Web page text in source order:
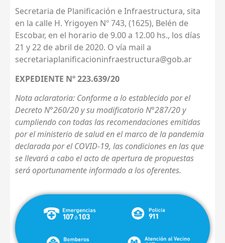
Secretaria de Planificación e Infraestructura, sita
en la calle H. Yrigoyen Nº 743, (1625), Belén de
Escobar, en el horario de 9.00 a 12.00 hs., los días
21 y 22 de abril de 2020. O vía mail a
secretariaplanificacioninfraestructura@gob.ar
EXPEDIENTE Nº 223.639/20
Nota aclaratoria: Conforme a lo establecido por el
Decreto N°260/20 y su modificatorio N°287/20 y
cumpliendo con todas las recomendaciones emitidas
por el ministerio de salud en el marco de la pandemia
declarada por el COVID-19, las condiciones en las que
se llevará a cabo el acto de apertura de propuestas
será oportunamente informado a los oferentes.